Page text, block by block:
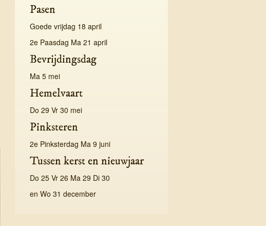
Pasen
Goede vrijdag 18 april
2e Paasdag Ma 21 april
Bevrijdingsdag
Ma 5 mei
Hemelvaart
Do 29 Vr 30 mei
Pinksteren
2e Pinksterdag Ma 9 juni
Tussen kerst en nieuwjaar
Do 25 Vr 26 Ma 29 Di 30
en Wo 31 december